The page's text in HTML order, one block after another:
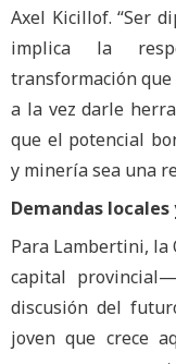
Axel Kicillof. “Ser
implica la
transformación que
a la vez darle
que el potencial
y minería sea una
Demandas
Para Lambertini, la
capital
discusión del
joven que crece